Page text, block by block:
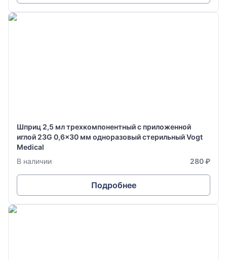
Шприц 2,5 мл трехкомпонентный с приложенной
иглой 23G 0,6x30 мм одноразовый стерильный Vogt
Medical
В наличии
280 ₽
Подробнее